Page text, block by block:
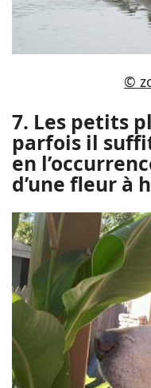
©
7. Les petits
parfois il
en
d’une fleur à